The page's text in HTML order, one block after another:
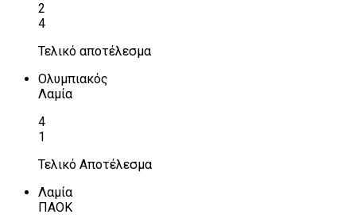
2
4
Τελικό αποτέλεσμα
Ολυμπιακός
Λαμία
4
1
Τελικό Αποτέλεσμα
Λαμία
ΠΑΟΚ